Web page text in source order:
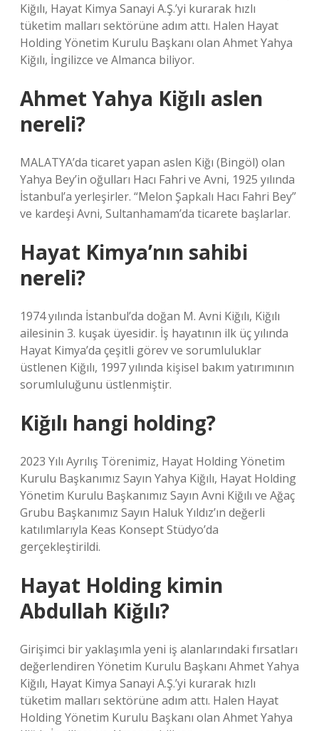
Kiğılı, Hayat Kimya Sanayi A.Ş.’yi kurarak hızlı
tüketim malları sektörüne adım attı. Halen Hayat
Holding Yönetim Kurulu Başkanı olan Ahmet Yahya
Kiğılı, İngilizce ve Almanca biliyor.
Ahmet Yahya Kiğılı aslen
nereli?
MALATYA’da ticaret yapan aslen Kiğı (Bingöl) olan
Yahya Bey’in oğulları Hacı Fahri ve Avni, 1925 yılında
İstanbul’a yerleşirler. “Melon Şapkalı Hacı Fahri Bey”
ve kardeşi Avni, Sultanhamam’da ticarete başlarlar.
Hayat Kimya’nın sahibi
nereli?
1974 yılında İstanbul’da doğan M. Avni Kiğılı, Kiğılı
ailesinin 3. kuşak üyesidir. İş hayatının ilk üç yılında
Hayat Kimya’da çeşitli görev ve sorumluluklar
üstlenen Kiğılı, 1997 yılında kişisel bakım yatırımının
sorumluluğunu üstlenmiştir.
Kiğılı hangi holding?
2023 Yılı Ayrılış Törenimiz, Hayat Holding Yönetim
Kurulu Başkanımız Sayın Yahya Kiğılı, Hayat Holding
Yönetim Kurulu Başkanımız Sayın Avni Kiğılı ve Ağaç
Grubu Başkanımız Sayın Haluk Yıldız’ın değerli
katılımlarıyla Keas Konsept Stüdyo’da
gerçekleştirildi.
Hayat Holding kimin
Abdullah Kiğılı?
Girişimci bir yaklaşımla yeni iş alanlarındaki fırsatları
değerlendiren Yönetim Kurulu Başkanı Ahmet Yahya
Kiğılı, Hayat Kimya Sanayi A.Ş.’yi kurarak hızlı
tüketim malları sektörüne adım attı. Halen Hayat
Holding Yönetim Kurulu Başkanı olan Ahmet Yahya